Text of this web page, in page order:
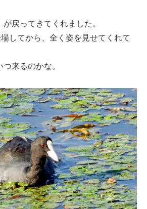
戻ってきてくれました。
してから、全く姿を見せてくれて
来るのかな。